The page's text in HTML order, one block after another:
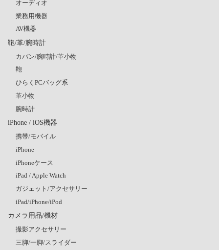
オーディオ
業務用機器
AV機器
鞄/革/腕時計
カバン/腕時計/革小物
鞄
ひらくPCバッグ系
革小物
腕時計
iPhone / iOS機器
携帯/モバイル
iPhone
iPhoneケース
iPad / Apple Watch
ガジェット/アクセサリー
iPad/iPhone/iPod
カメラ用品/機材
撮影アクセサリー
三脚/一脚/スライダー